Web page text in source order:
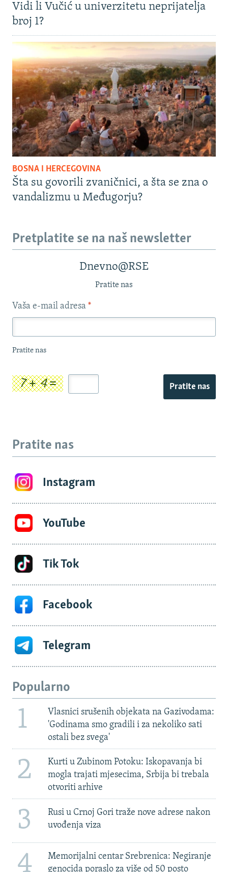
Vidi li Vučić u univerzitetu neprijatelja
broj 1?
BOSNA I HERCEGOVINA
Šta su govorili zvaničnici, a šta se zna o
vandalizmu u Međugorju?
Pretplatite se na naš newsletter
Dnevno@RSE
Pratite nas
Vaša e-mail adresa *
Pratite nas
Pratite nas
Pratite nas
Instagram
YouTube
Tik Tok
Facebook
Telegram
Popularno
1
Vlasnici srušenih objekata na Gazivodama:
'Godinama smo gradili i za nekoliko sati
ostali bez svega'
2
Kurti u Zubinom Potoku: Iskopavanja bi
mogla trajati mjesecima, Srbija bi trebala
otvoriti arhive
3
Rusi u Crnoj Gori traže nove adrese nakon
uvođenja viza
4
Memorijalni centar Srebrenica: Negiranje
genocida poraslo za više od 50 posto